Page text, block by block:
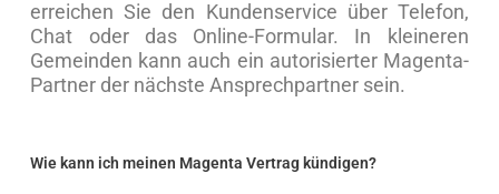
erreichen Sie den Kundenservice über Telefon,
Chat oder das Online-Formular. In kleineren
Gemeinden kann auch ein autorisierter Magenta-
Partner der nächste Ansprechpartner sein.
Wie kann ich meinen Magenta Vertrag kündigen?